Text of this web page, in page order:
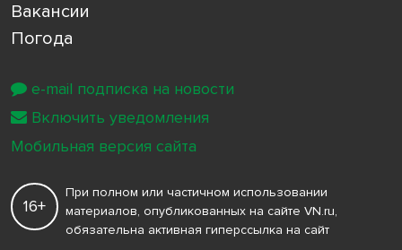
Вакансии
Погода
16+
При полном или частичном использовании
материалов, опубликованных на сайте VN.ru,
обязательна активная гиперссылка на сайт
e-mail подписка на новости
Включить уведомления
Мобильная версия сайта